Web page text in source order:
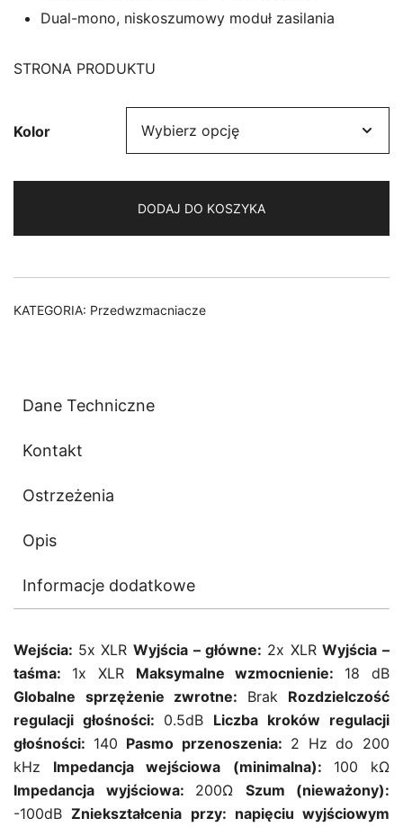
Dual-mono, niskoszumowy moduł zasilania
STRONA PRODUKTU
Kolor
DODAJ DO KOSZYKA
KATEGORIA: Przedwzmacniacze
Dane Techniczne
Kontakt
Ostrzeżenia
Opis
Informacje dodatkowe
Wejścia: 5x XLRWyjścia – główne: 2x XLRWyjścia –
taśma: 1x XLR Maksymalne wzmocnienie: 18 dB
Globalne sprzężenie zwrotne: Brak Rozdzielczość
regulacji głośności: 0.5dB Liczba kroków regulacji
głośności: 140 Pasmo przenoszenia: 2 Hz do 200
kHz Impedancja wejściowa (minimalna): 100 kΩ
Impedancja wyjściowa: 200Ω Szum (nieważony):
-100dBZniekształcenia przy: napięciu wyjściowym